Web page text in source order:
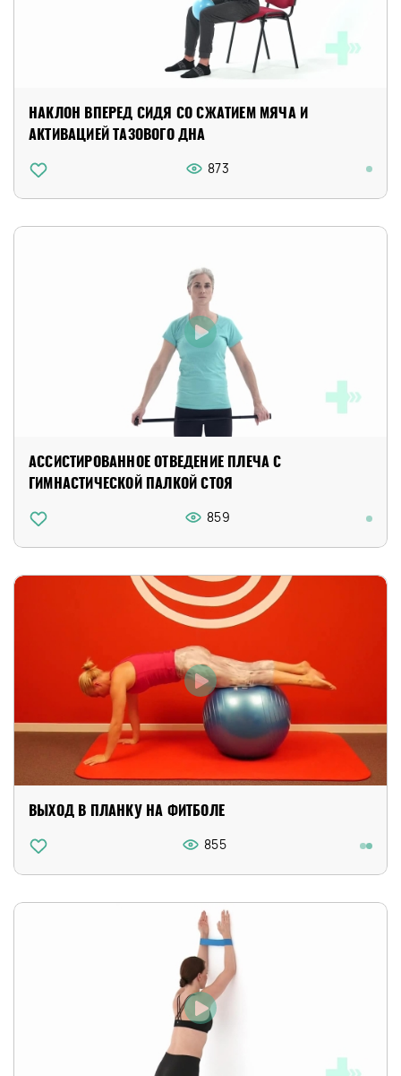
НАКЛОН ВПЕРЕД СИДЯ СО СЖАТИЕМ МЯЧА И
АКТИВАЦИЕЙ ТАЗОВОГО ДНА
873
АССИСТИРОВАННОЕ ОТВЕДЕНИЕ ПЛЕЧА С
ГИМНАСТИЧЕСКОЙ ПАЛКОЙ СТОЯ
859
ВЫХОД В ПЛАНКУ НА ФИТБОЛЕ
855